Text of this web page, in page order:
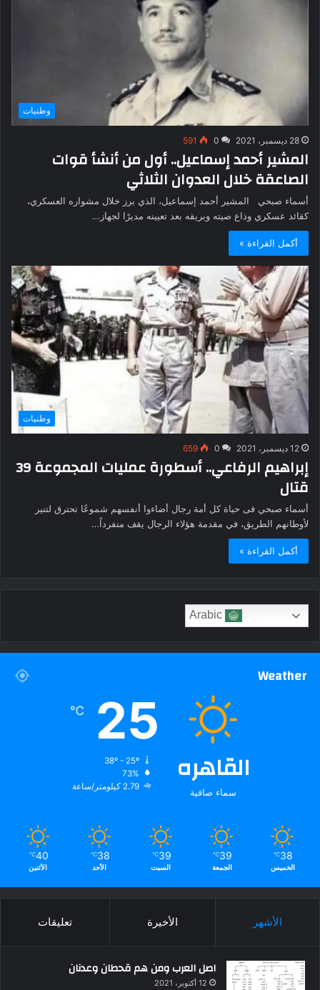
وطنيات
28 ديسمبر، 2021 0
591
المشير أحمد إسماعيل.. أول من أنشأ قوات
الصاعقة خلال العدوان الثلاثي
أسماء صبحي المشير أحمد إسماعيل، الذي برز خلال مشواره العسكري،
كقائد عسكري وذاع صيته وبريقه بعد تعيينه مديرًا لجهاز…
أكمل القراءة »
وطنيات
12 ديسمبر، 2021 0
659
إبراهيم الرفاعي.. أسطورة عمليات المجموعة 39
قتال
أسماء صبحي فى حياة كل أمة رجال أضاءوا أنفسهم شموعًا تحترق لتنير
لأوطانهم الطريق، في مقدمة هؤلاء الرجال يقف منفرداً…
أكمل القراءة »
Weather
القاهره
سماء صافية
25
℃
73%
2.79 كيلومتر/ساعة
38
℃
الخميس
39
℃
الجمعة
39
℃
السبت
38
℃
الأحد
40
℃
الأثنين
الأشهر الأخيرة تعليقات
اصل العرب ومن هم قحطان وعدنان
12 أكتوبر، 2021